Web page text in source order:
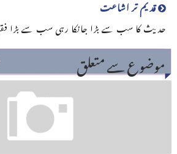
قدیم تر اشاعت
حدیث کا سب سے بڑا جانکا رہی سب سے بڑا
موضوع سے متعلق